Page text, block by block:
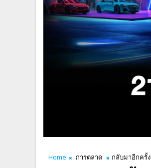
Home การตลาด กลับมาอีกครั้ง